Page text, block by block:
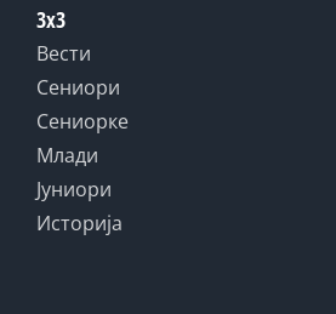
3x3
Вести
Сениори
Сениорке
Млади
Јуниори
Историја